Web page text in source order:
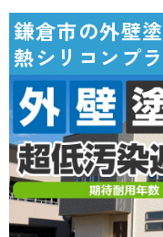
鎌倉市の外壁
熱シリコンプ